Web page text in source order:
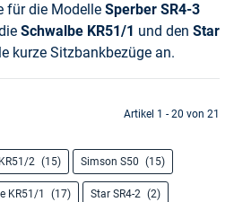
für die Modelle Sperber SR4-3
Schwalbe KR51/1 und den Star
kurze Sitzbankbezüge an.
Artikel 1 - 20 von 21
2 (15) Simson S50 (15)
KR51/1 (17) Star SR4-2 (2)